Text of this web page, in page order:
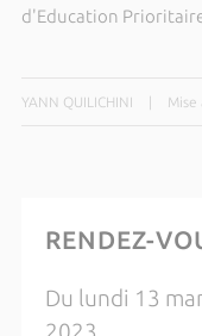
d'Education
YANN QUILICHINI Mise
RENDEZ-
Du lundi 13